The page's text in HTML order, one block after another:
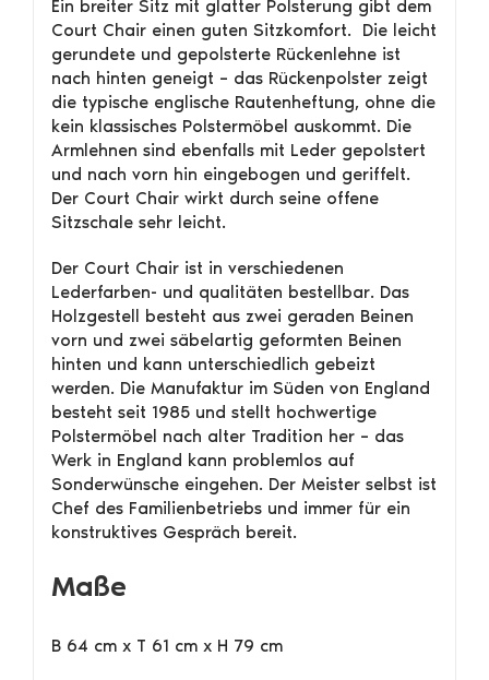
Ein breiter Sitz mit glatter Polsterung gibt dem
Court Chair einen guten Sitzkomfort. Die leicht
gerundete und gepolsterte Rückenlehne ist
nach hinten geneigt – das Rückenpolster zeigt
die typische englische Rautenheftung, ohne die
kein klassisches Polstermöbel auskommt. Die
Armlehnen sind ebenfalls mit Leder gepolstert
und nach vorn hin eingebogen und geriffelt.
Der Court Chair wirkt durch seine offene
Sitzschale sehr leicht.
Der Court Chair ist in verschiedenen
Lederfarben- und qualitäten bestellbar. Das
Holzgestell besteht aus zwei geraden Beinen
vorn und zwei säbelartig geformten Beinen
hinten und kann unterschiedlich gebeizt
werden. Die Manufaktur im Süden von England
besteht seit 1985 und stellt hochwertige
Polstermöbel nach alter Tradition her – das
Werk in England kann problemlos auf
Sonderwünsche eingehen. Der Meister selbst ist
Chef des Familienbetriebs und immer für ein
konstruktives Gespräch bereit.
Maße
B 64 cm x T 61 cm x H 79 cm